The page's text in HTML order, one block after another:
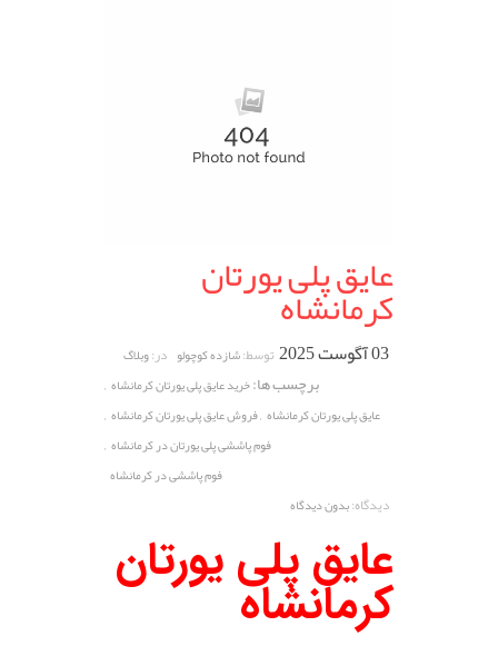
عایق پلی یورتان
کرمانشاه
03 آگوست 2025 توسط:شازده کوچولو در:وبلاگ
برچسب ها:خرید عایق پلی یورتان کرمانشاه ,
عایق پلی یورتان کرمانشاه ,فروش عایق پلی یورتان کرمانشاه ,
فوم پاششی پلی یورتان در کرمانشاه ,
فوم پاششی در کرمانشاه
دیدگاه:بدون دیدگاه
عایق پلی یورتان
کرمانشاه